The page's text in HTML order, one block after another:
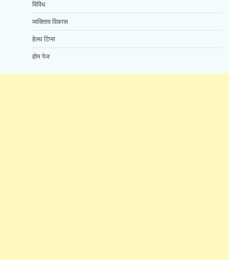
विविध
व्यक्तित्व विकास
हेल्थ टिप्स
होम पेज